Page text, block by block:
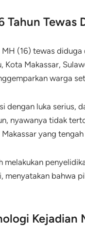
Tahun Tewas
(16) tewas
Kota Makassar,
warga
dengan luka serius,
nyawanya tidak
yang
melakukan
menyatakan bahwa
Kejadian